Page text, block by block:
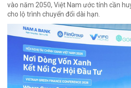
vào năm 2050, Việt Nam ước tính cần
cho lộ trình chuyển đổi dài hạn.